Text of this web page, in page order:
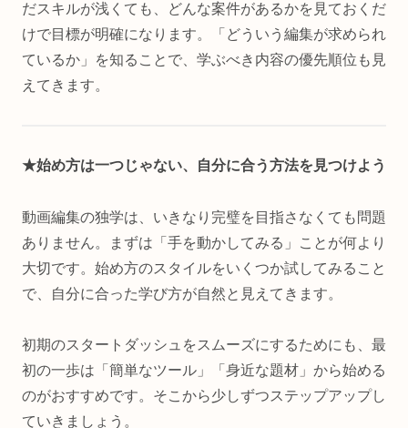
だスキルが浅くても、どんな案件があるかを見ておくだ
けで目標が明確になります。「どういう編集が求められ
ているか」を知ることで、学ぶべき内容の優先順位も見
えてきます。
★始め方は一つじゃない、自分に合う方法を見つけよう
動画編集の独学は、いきなり完璧を目指さなくても問題
ありません。まずは「手を動かしてみる」ことが何より
大切です。始め方のスタイルをいくつか試してみること
で、自分に合った学び方が自然と見えてきます。
初期のスタートダッシュをスムーズにするためにも、最
初の一歩は「簡単なツール」「身近な題材」から始める
のがおすすめです。そこから少しずつステップアップし
ていきましょう。